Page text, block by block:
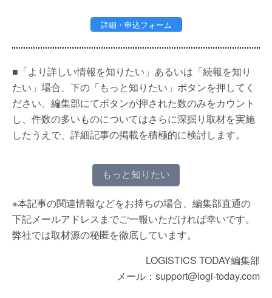
詳細・申込フォーム
■「より詳しい情報を知りたい」あるいは「続報を知り
たい」場合、下の「もっと知りたい」ボタンを押してく
ださい。編集部にてボタンが押された数のみをカウント
し、件数の多いものについてはさらに深掘り取材を実施
したうえで、詳細記事の掲載を積極的に検討します。
もっと知りたい
※本記事の関連情報などをお持ちの場合、編集部直通の
下記メールアドレスまでご一報いただければ幸いです。
弊社では取材源の秘匿を徹底しています。
LOGISTICS TODAY編集部
メール：support@logi-today.com